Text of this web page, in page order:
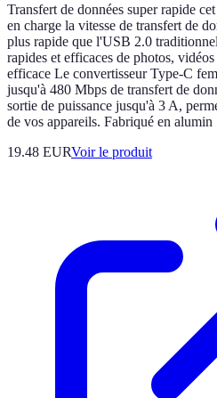
Transfert de données super rapide
en charge la vitesse de transfert de
plus rapide que l'USB 2.0
rapides et efficaces de photos,
efficace Le convertisseur Type-C
jusqu'à 480 Mbps de transfert de
sortie de puissance jusqu'à 3 A,
de vos appareils. Fabriqué en alumin
19.48 EURVoir le produit